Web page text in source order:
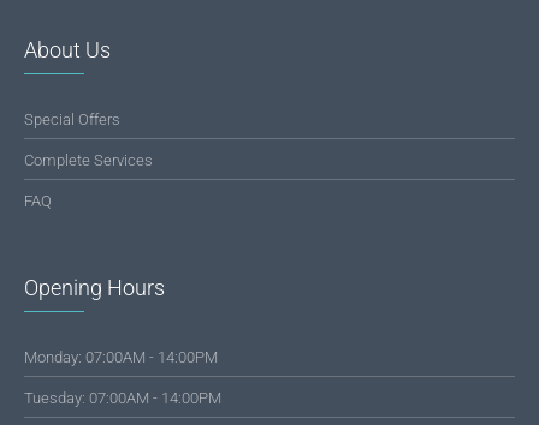
About Us
Special Offers
Complete Services
FAQ
Opening Hours
Monday: 07:00AM - 14:00PM
Tuesday: 07:00AM - 14:00PM